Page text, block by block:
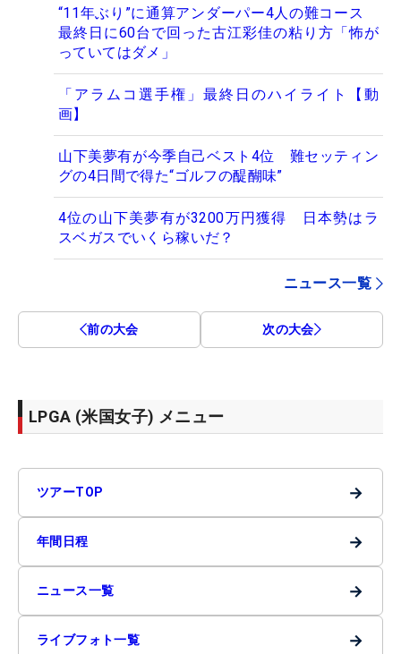
“11年ぶり”に通算アンダーパー4人の難コース
最終日に60台で回った古江彩佳の粘り方「怖が
っていてはダメ」
「アラムコ選手権」最終日のハイライト【動
画】
山下美夢有が今季自己ベスト4位 難セッティン
グの4日間で得た“ゴルフの醍醐味”
4位の山下美夢有が3200万円獲得 日本勢はラ
スベガスでいくら稼いだ？
ニュース一覧
前の大会 次の大会
LPGA (米国女子) メニュー
ツアーTOP →
年間日程 →
ニュース一覧 →
ライブフォト一覧 →